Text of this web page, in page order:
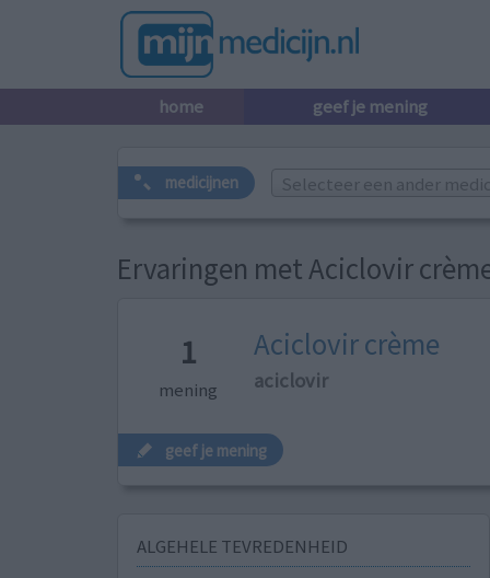
home geef je mening
medicijnen Selecteer een ander
Ervaringen met Aciclovir
1
mening
Aciclovir crème
aciclovir
geef je mening
ALGEHELE TEVREDENHEID